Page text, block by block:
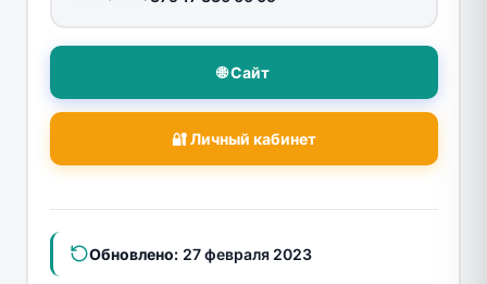
🌐 Сайт
🔐 Личный кабинет
Обновлено: 27 февраля 2023